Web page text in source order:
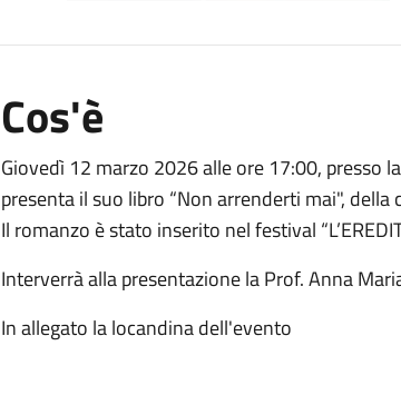
Cos'è
Giovedì 12 marzo 2026 alle ore 17:00, presso
presenta il suo libro “Non arrenderti mai", della
Il romanzo è stato inserito nel festival
Interverrà alla presentazione la Prof. Anna
In allegato la locandina dell'evento